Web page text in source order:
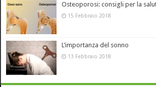
Osteoporosi: consigli per la
15 Febbraio 2018
L’importanza del sonno
13 Febbraio 2018